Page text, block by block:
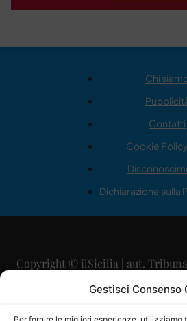
Gestisci Consenso
Chi
Contatti
Cookie
Dichiarazione sulla
Copyright © ilSicilia | aut.
29/09/2015